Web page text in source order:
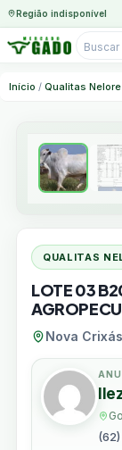
Região indisponível
para
Início / Qualitas Nelore
QUALITAS
LOTE 03
Nova Crixás